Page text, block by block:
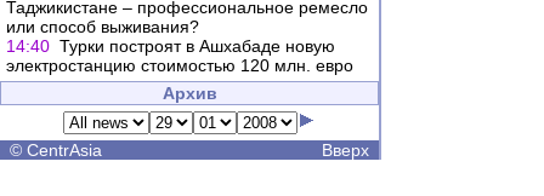
Таджикистане – профессиональное ремесло
или способ выживания?
14:40 Турки построят в Ашхабаде новую
электростанцию стоимостью 120 млн. евро
Архив
© CentrAsia Вверх